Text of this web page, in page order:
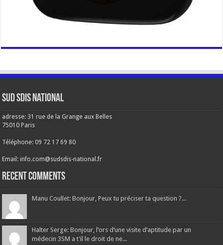
Sud SDIS national
adresse: 31 rue de la Grange aux Belles
75010 Paris
Téléphone: 09 72 17 69 80
Email: info.com@sudsdis-national.fr
Recent Comments
Manu Coullet: Bonjour, Peux tu préciser ta question ?...
Halter Serge: Bonjour, l’ors d’une visite d’aptitude par un
médecin 3SM a t’il le droit de ne...